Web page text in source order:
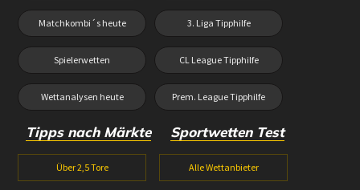
Matchkombi´s heute
Spielerwetten
Wettanalysen heute
3. Liga Tipphilfe
CL League Tipphilfe
Prem. League Tipphilfe
Tipps nach Märkte
Über 2,5 Tore
Sportwetten Test
Alle Wettanbieter